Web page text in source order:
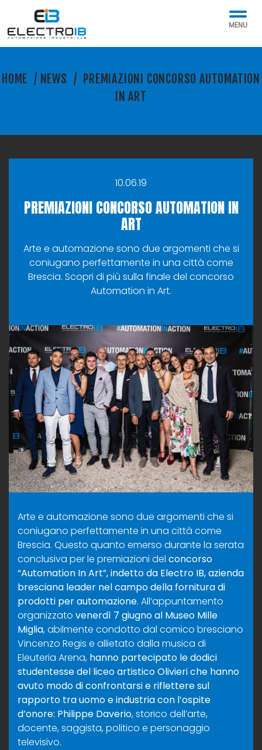
MENU
HOME / NEWS / PREMIAZIONI CONCORSO AUTOMATION
IN ART
10.06.19
PREMIAZIONI CONCORSO AUTOMATION IN
ART
Arte e automazione sono due argomenti che si
coniugano perfettamente in una città come
Brescia. Scopri di più sulla finale del concorso
Automation in Art.
Arte e automazione sono due argomenti che si
coniugano perfettamente in una città come
Brescia. Questo quanto emerso durante la serata
conclusiva per le premiazioni del concorso
“Automation In Art”, indetto da Electro IB, azienda
bresciana leader nel campo della fornitura di
prodotti per automazione. All’appuntamento
organizzato venerdì 7 giugno al Museo Mille
Miglia, abilmente condotto dal comico bresciano
Vincenzo Regis e allietato dalla musica di
Eleuteria Arena, hanno partecipato le dodici
studentesse del liceo artistico Olivieri che hanno
avuto modo di confrontarsi e riflettere sul
rapporto tra uomo e industria con l’ospite
d’onore: Philippe Daverio, storico dell’arte,
docente, saggista, politico e personaggio
televisivo.